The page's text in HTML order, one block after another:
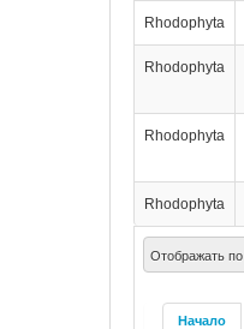
Отображать по
Начало
Rhodophyta
Rhodophyta
Rhodophyta
Rhodophyta